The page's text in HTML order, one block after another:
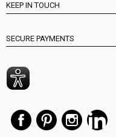
KEEP IN TOUCH
SECURE PAYMENTS